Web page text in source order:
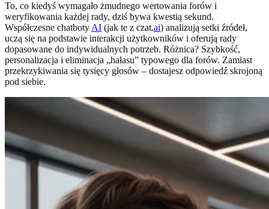
To, co kiedyś wymagało żmudnego wertowania forów i
weryfikowania każdej rady, dziś bywa kwestią sekund.
Współczesne chatboty AI (jak te z czat.ai) analizują setki źródeł,
uczą się na podstawie interakcji użytkowników i oferują rady
dopasowane do indywidualnych potrzeb. Różnica? Szybkość,
personalizacja i eliminacja „hałasu” typowego dla forów. Zamiast
przekrzykiwania się tysięcy głosów – dostajesz odpowiedź skrojoną
pod siebie.